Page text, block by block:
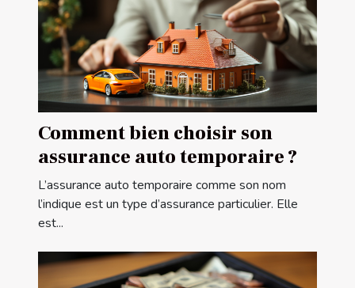
Comment bien choisir son
assurance auto temporaire ?
L’assurance auto temporaire comme son nom
l’indique est un type d’assurance particulier. Elle
est...